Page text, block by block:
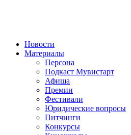
Новости
Материалы
Персона
Подкаст Мувистарт
Афиша
Премии
Фестивали
Юридические вопросы
Питчинги
Конкурсы